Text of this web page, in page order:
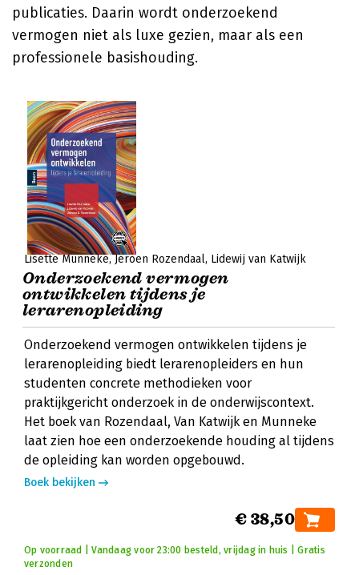
publicaties. Daarin wordt onderzoekend
vermogen niet als luxe gezien, maar als een
professionele basishouding.
Lisette Munneke Jeroen Rozendaal Lidewij van Katwijk
Onderzoekend vermogen
ontwikkelen tijdens je
lerarenopleiding
Onderzoekend vermogen ontwikkelen tijdens je
lerarenopleiding biedt lerarenopleiders en hun
studenten concrete methodieken voor
praktijkgericht onderzoek in de onderwijscontext.
Het boek van Rozendaal, Van Katwijk en Munneke
laat zien hoe een onderzoekende houding al tijdens
de opleiding kan worden opgebouwd.
Boek bekijken
€ 38,50
Op voorraad | Vandaag voor 23:00 besteld, vrijdag in huis | Gratis
verzonden